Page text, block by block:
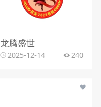
龙腾盛世
2025-12-14 240